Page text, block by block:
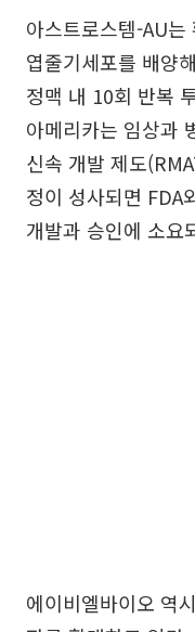
아스트로스템-AU
엽줄기세포를 배양
정맥 내 10회 반복
아메리카는 임상과
신속 개발 제도
정이 성사되면 FDA
개발과 승인에 소요
에이비엘바이오 역